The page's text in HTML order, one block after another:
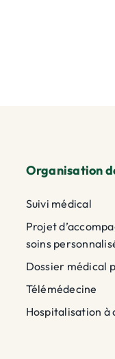
Organisation
Suivi médical
Projet
soins
Dossier médical
Télémédecine
Hospitalisation à